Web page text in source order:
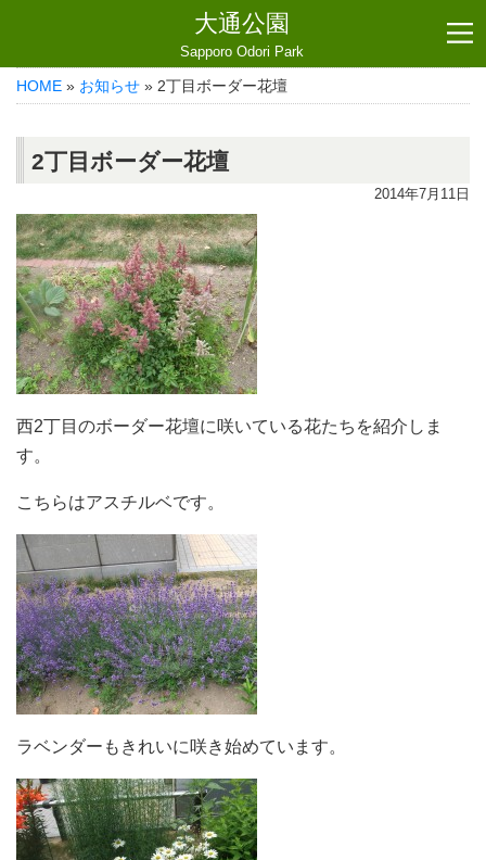
大通公園
Sapporo Odori Park
HOME » お知らせ » 2丁目ボーダー花壇
2丁目ボーダー花壇
2014年7月11日
西2丁目のボーダー花壇に咲いている花たちを紹介しま
す。
こちらはアスチルベです。
ラベンダーもきれいに咲き始めています。